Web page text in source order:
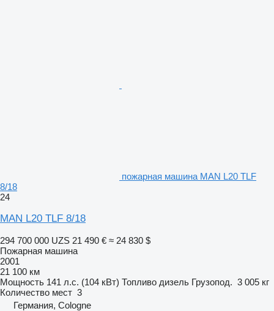
пожарная машина MAN L20 TLF
8/18
24
MAN L20 TLF 8/18
294 700 000 UZS 21 490 € ≈ 24 830 $
Пожарная машина
2001
21 100 км
Мощность 141 л.с. (104 кВт) Топливо дизель Грузопод. 3 005 кг
Количество мест 3
Германия, Cologne